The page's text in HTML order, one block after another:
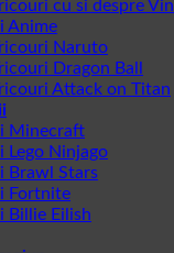
cu si despre Vin
Anime
Naruto
Dragon Ball
Attack on Titan
Minecraft
Lego Ninjago
Brawl Stars
Fortnite
Billie Eilish